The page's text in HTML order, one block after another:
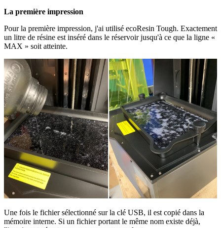
La première impression
Pour la première impression, j'ai utilisé ecoResin Tough. Exactement
un litre de résine est inséré dans le réservoir jusqu'à ce que la ligne «
MAX » soit atteinte.
Une fois le fichier sélectionné sur la clé USB, il est copié dans la
mémoire interne. Si un fichier portant le même nom existe déjà,